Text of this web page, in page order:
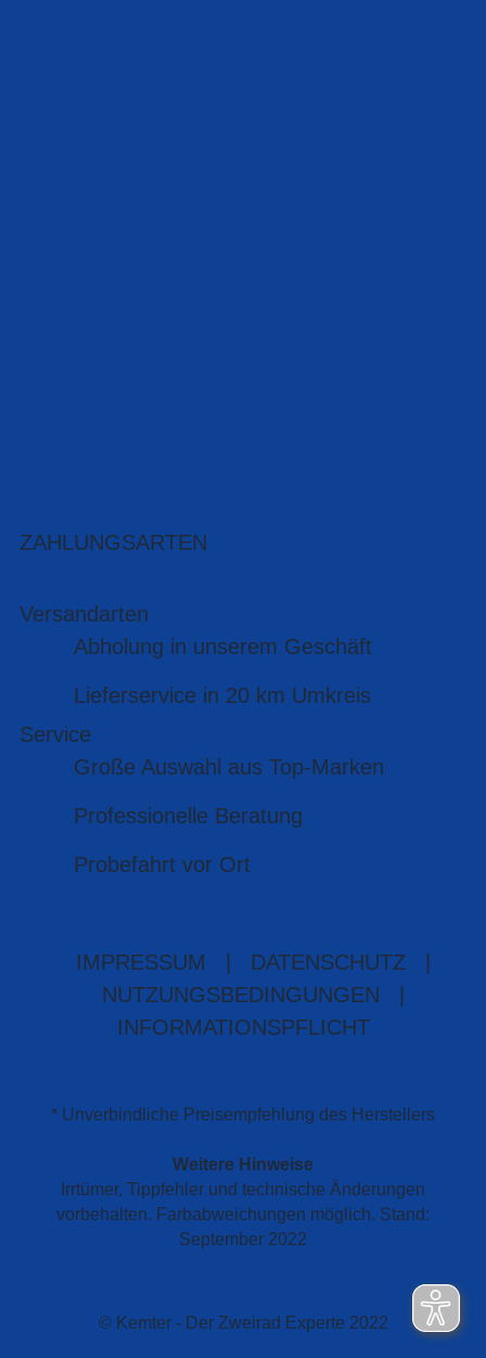
ZAHLUNGSARTEN
Versandarten
Abholung in unserem Geschäft
Lieferservice in 20 km Umkreis
Service
Große Auswahl aus Top-Marken
Professionelle Beratung
Probefahrt vor Ort
IMPRESSUM DATENSCHUTZ
NUTZUNGSBEDINGUNGEN
INFORMATIONSPFLICHT
* Unverbindliche Preisempfehlung des Herstellers
Weitere Hinweise
Irrtümer, Tippfehler und technische Änderungen
vorbehalten. Farbabweichungen möglich. Stand:
September 2022
© Kemter - Der Zweirad Experte 2022